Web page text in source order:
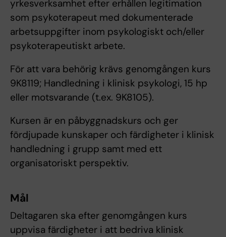
yrkesverksamhet efter erhållen legitimation
som psykoterapeut med dokumenterade
arbetsuppgifter inom psykologiskt och/eller
psykoterapeutiskt arbete.
För att vara behörig krävs genomgången kurs
9K8119; Handledning i klinisk psykologi, 15 hp
eller motsvarande (t.ex. 9K8105).
Kursen är en påbyggnadskurs och ger
fördjupade kunskaper och färdigheter i klinisk
handledning i grupp samt med ett
organisatoriskt perspektiv.
Mål
Deltagaren ska efter genomgången kurs
uppvisa färdigheter i att bedriva klinisk